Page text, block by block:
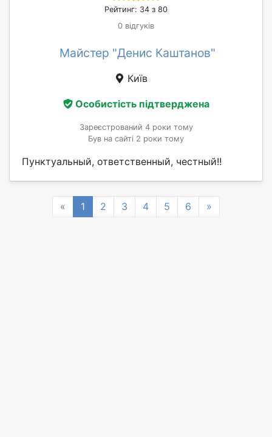
Рейтинг: 34 з 80
0 відгуків
Майстер "Денис Каштанов"
Київ
Особистість підтверджена
Зареєстрований 4 роки тому
Був на сайті 2 роки тому
Пунктуальный, ответственный, честный!!
« Previous
1 2 3 4 5 6 »